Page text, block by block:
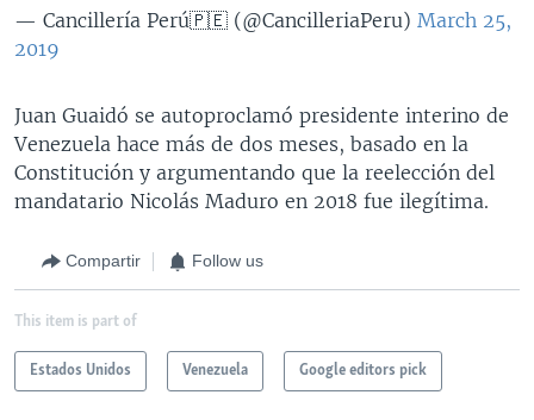
— Cancillería Perú🇵🇪 (@CancilleriaPeru) March 25,
2019
Juan Guaidó se autoproclamó presidente interino de
Venezuela hace más de dos meses, basado en la
Constitución y argumentando que la reelección del
mandatario Nicolás Maduro en 2018 fue ilegítima.
Compartir Follow us
This item is part of
Estados Unidos Venezuela Google editors pick